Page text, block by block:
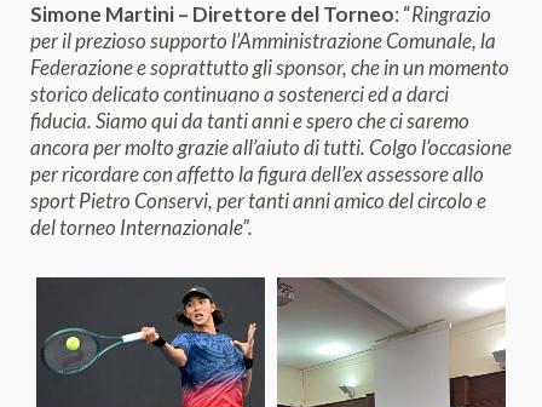
Simone Martini – Direttore del Torneo: “Ringrazio
per il prezioso supporto l’Amministrazione Comunale, la
Federazione e soprattutto gli sponsor, che in un momento
storico delicato continuano a sostenerci ed a darci
fiducia. Siamo qui da tanti anni e spero che ci saremo
ancora per molto grazie all’aiuto di tutti. Colgo l’occasione
per ricordare con affetto la figura dell’ex assessore allo
sport Pietro Conservi, per tanti anni amico del circolo e
del torneo Internazionale”.